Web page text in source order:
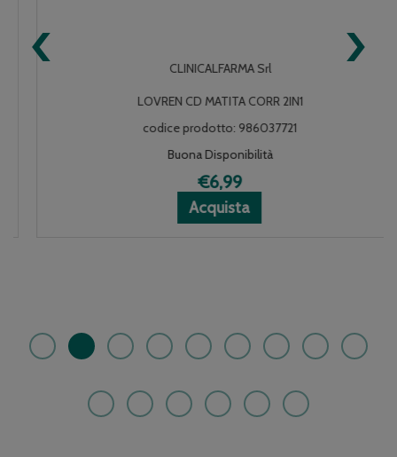
CLINICALFARMA Srl
LOVREN CD MATITA CORR 2IN1
codice prodotto: 986037721
Buona Disponibilità
€6,99
Acquista
Acquista LOVREN
CD
Acquista LOVREN
CD
Informazioni
su LOVREN
‹ ›